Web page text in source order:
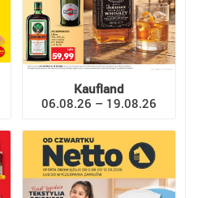
Kaufland
06.08.26 – 19.08.26